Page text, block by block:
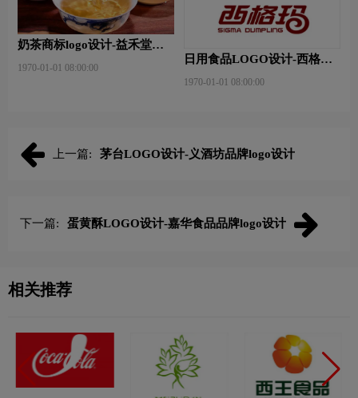
奶茶商标logo设计-益禾堂奶
1970-01-01 08:00:00
日用食品LOGO设计-西格玛
1970-01-01 08:00:00
上一篇: 茅台LOGO设计-义酒坊品牌logo设计
下一篇: 蛋黄酥LOGO设计-嘉华食品品牌logo设计
相关推荐